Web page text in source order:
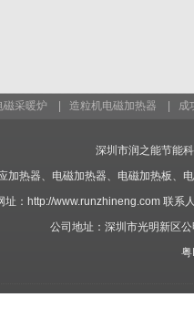
磁采暖炉 造粒机电磁加热器 成
深圳市润之能节能
加热器、电磁加热器、电磁加热板、
址：http://www.runzhineng.com 联系
公司地址：深圳市光明新区